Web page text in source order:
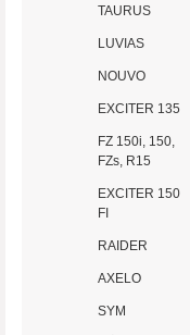
TAURUS
LUVIAS
NOUVO
EXCITER 135
FZ 150i, 150,
FZs, R15
EXCITER 150
FI
RAIDER
AXELO
SYM